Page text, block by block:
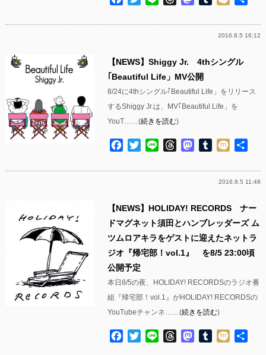
2016.8.5 16:12
【NEWS】Shiggy Jr. 4thシングル
｢Beautiful Life」MV公開
8/24に4thシングル｢Beautiful Life」をリリース
するShiggy Jr.は、MV｢Beautiful Life」を
YouT……(続きを読む)
Facebook
TwitterLine ThreadsMastodon
Tumblr
Mixi
2016.8.5 11:48
【NEWS】HOLIDAY! RECORDS ナー
ドマグネット須田とハンブレッダーズ ム
ツムロアキラをゲストに迎えたネットラ
ジオ『帰宅部！vol.1』 を8/5 23:00頃
公開予定
本日8/5の夜、HOLIDAY! RECORDSのラジオ番
組『帰宅部！vol.1』がHOLIDAY! RECORDSの
YouTubeチャンネ……(続きを読む)
Facebook
TwitterLine ThreadsMastodon
Tumblr
Mixi